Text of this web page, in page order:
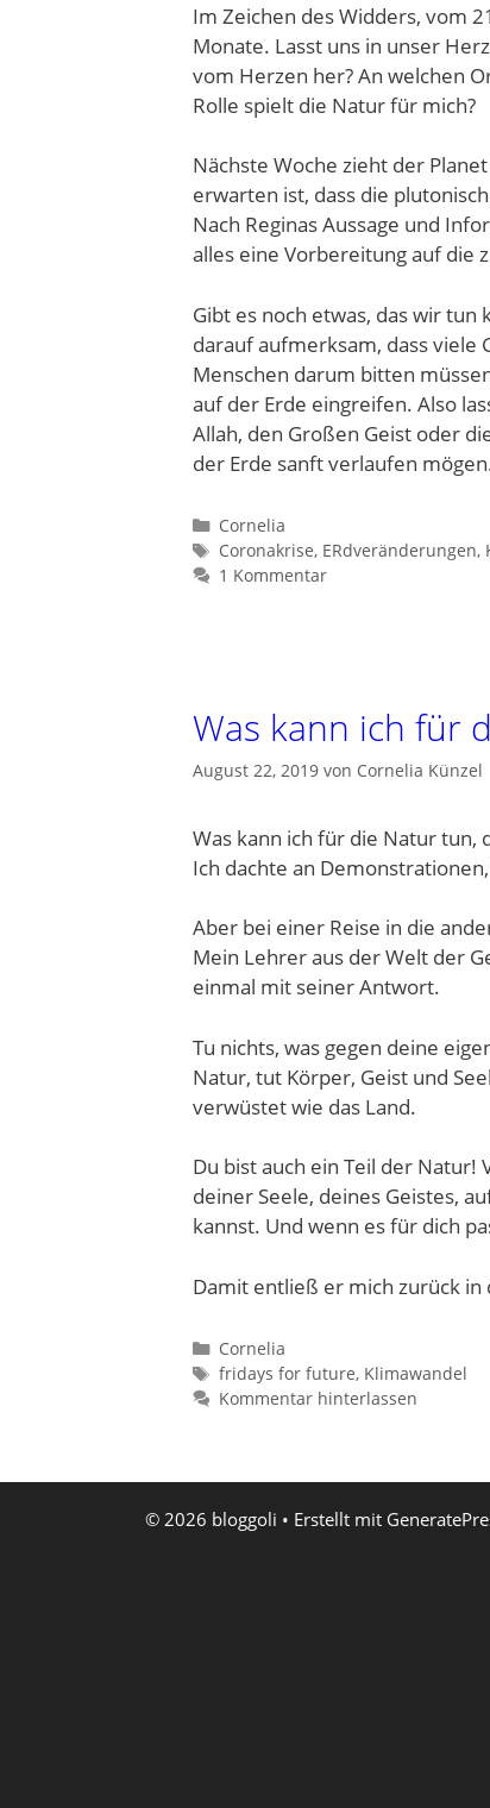
Im Zeichen des Widders, vom
Monate. Lasst uns in unser
vom Herzen her? An welchen
Rolle spielt die Natur für mich?
Nächste Woche zieht der
erwarten ist, dass die
Nach Reginas Aussage und
alles eine Vorbereitung auf die
Gibt es noch etwas, das wir
darauf aufmerksam, dass viele
Menschen darum bitten
auf der Erde eingreifen. Also
Allah, den Großen Geist oder
der Erde sanft verlaufen
Kategorien
Cornelia
Schlagwörter
Coronakrise, ERdveränderungen,
1 Kommentar
Was kann ich für
August 22, 2019 von Cornelia Künzel
Was kann ich für die Natur tun,
Ich dachte an
Aber bei einer Reise in die
Mein Lehrer aus der Welt der
einmal mit seiner Antwort.
Tu nichts, was gegen deine
Natur, tut Körper, Geist und
verwüstet wie das Land.
Du bist auch ein Teil der Natur!
deiner Seele, deines Geistes,
kannst. Und wenn es für dich
Damit entließ er mich zurück in
Kategorien
Cornelia
Schlagwörter
fridays for future, Klimawandel
Kommentar hinterlassen
© 2026 bloggoli • Erstellt mit